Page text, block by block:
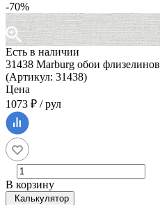
-70%
Есть в наличии
31438 Marburg обои
(Артикул: 31438)
Цена
1073 ₽ / рул
В корзину
Калькулятор